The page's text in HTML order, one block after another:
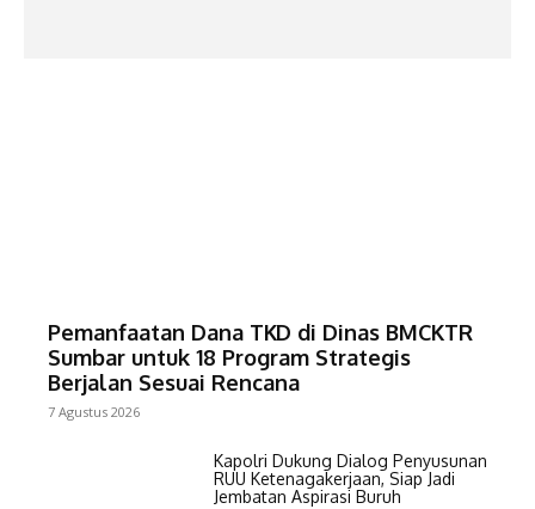
Pemanfaatan Dana TKD di Dinas BMCKTR
Sumbar untuk 18 Program Strategis
Berjalan Sesuai Rencana
7 Agustus 2026
Kapolri Dukung Dialog Penyusunan
RUU Ketenagakerjaan, Siap Jadi
Jembatan Aspirasi Buruh